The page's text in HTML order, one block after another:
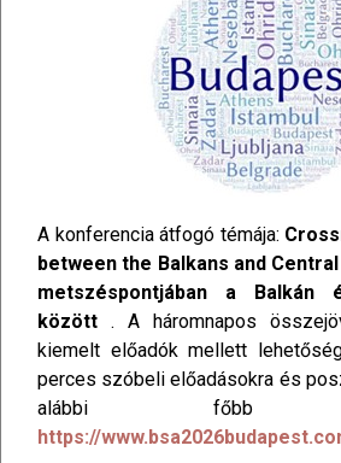
A konferencia átfogó témája:
between the Balkans and
metszéspontjában a Balkán
között . A háromnapos
kiemelt előadók mellett
perces szóbeli előadásokra és
alábbi főbb
https://